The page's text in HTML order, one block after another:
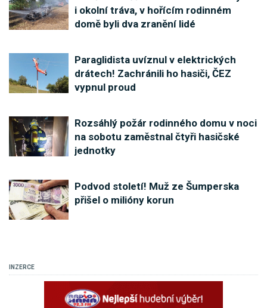
i okolní tráva, v hořícím rodinném
domě byli dva zranění lidé
Paraglidista uvíznul v elektrických
drátech! Zachránili ho hasiči, ČEZ
vypnul proud
Rozsáhlý požár rodinného domu v noci
na sobotu zaměstnal čtyři hasičské
jednotky
Podvod století! Muž ze Šumperska
přišel o milióny korun
INZERCE